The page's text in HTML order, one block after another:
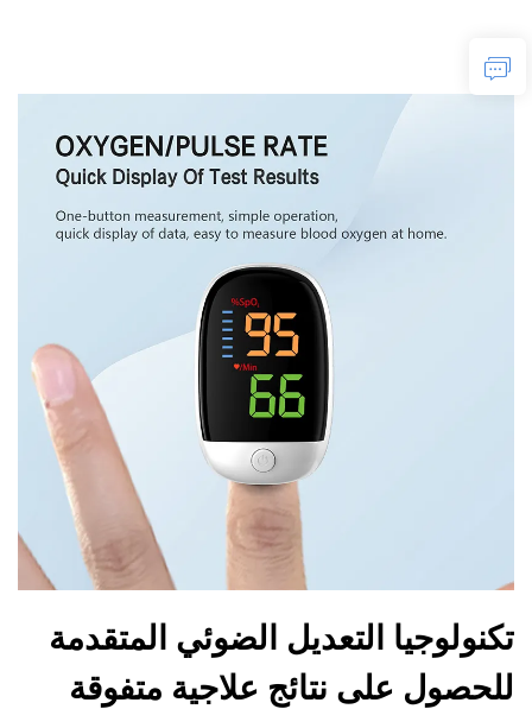
تكنولوجيا التعدیل الضوئي المتقدمة
للحصول على نتائج علاجية متفوقة